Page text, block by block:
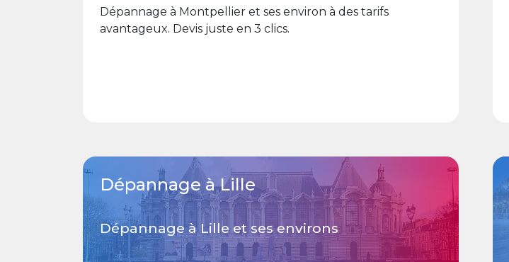
Dépannage à Montpellier et ses environ à des tarifs
avantageux. Devis juste en 3 clics.
Dépannage à Lille
Dépannage à Lille et ses environs